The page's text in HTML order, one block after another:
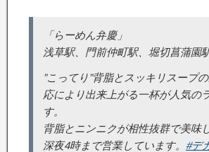
「らーめん弁慶」
浅草駅、門前仲町駅、堀切菖蒲園
”こってり”背脂とスッキリスープ
応により出来上がる一杯が人気の
す。
背脂とニンニクが相性抜群で美味
深夜4時まで営業しています。 #デ